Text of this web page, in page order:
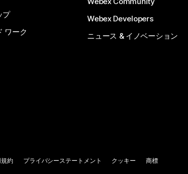
プ
ワーク
Webex Developers
ニュース & イノベーション
約 プライバシーステートメント クッキー 商標